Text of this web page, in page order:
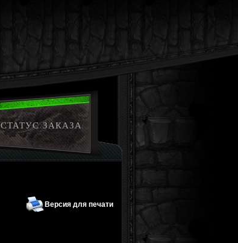
СТАТУС ЗАКАЗА
Версия для печати